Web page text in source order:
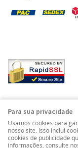
LOJA VIRTUAL
Para sua privacidade
Usamos cookies para
nosso site. Isso inclui
cookies de publicidade
informações, consulte